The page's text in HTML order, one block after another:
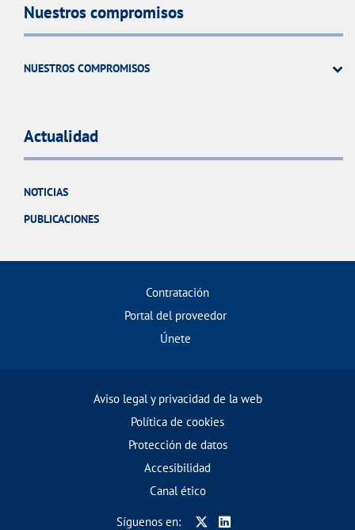
Nuestros compromisos
NUESTROS COMPROMISOS
Actualidad
NOTICIAS
PUBLICACIONES
Contratación
Portal del proveedor
Únete
Aviso legal y privacidad de la web
Política de cookies
Protección de datos
Accesibilidad
Canal ético
Síguenos en: